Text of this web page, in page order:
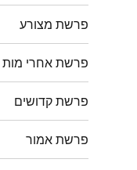
פרשת מצורע
פרשת אחרי מות
פרשת קדושים
פרשת אמור